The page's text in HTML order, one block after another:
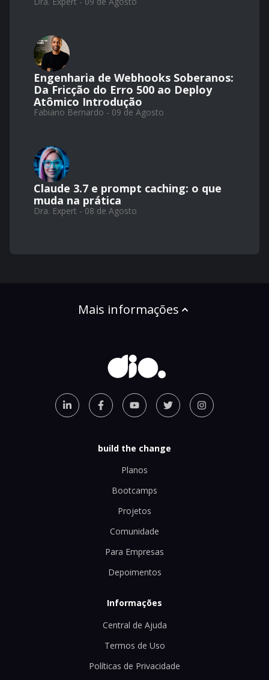
Engenharia de Webhooks Soberanos:
Da Fricção do Erro 500 ao Deploy
Atômico Introdução
Fabiano Bernardo - 09 de Agosto
Claude 3.7 e prompt caching: o que
muda na prática
Dra. Expert - 08 de Agosto
Mais informações
build the change
Planos
Bootcamps
Projetos
Comunidade
Para Empresas
Depoimentos
Informações
Central de Ajuda
Termos de Uso
Políticas de Privacidade